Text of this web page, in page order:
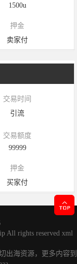
1500u
押金
卖家付
交易时间
引流
交易额度
99999
押金
买家付
All rights reserved xml
出海资源，更多内容到